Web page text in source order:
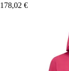
178,02 €